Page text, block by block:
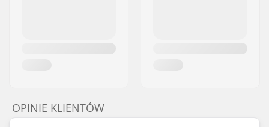
OPINIE KLIENTÓW